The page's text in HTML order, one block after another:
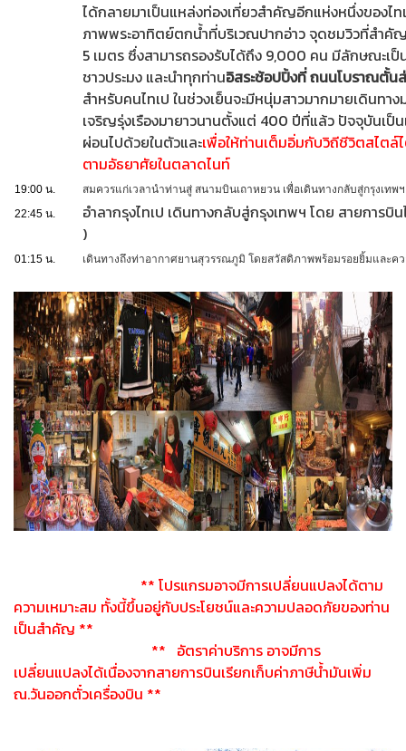
ได้กลายมาเป็นแหล่งท่องเที่ยวสำคัญอีกแห่งหนึ่งของไท
ภาพพระอาทิตย์ตกน้ำที่บริเวณปากอ่าว จุดชมวิวที่สำคั
5 เมตร ซึ่งสามารถรองรับได้ถึง 9,000 คน มีลักษณะเ
ชาวประมง และนำทุกท่านอิสระช้อปปิ้งที่ ถนนโบราณตั้น
สำหรับคนไทเป ในช่วงเย็นจะมีหนุ่มสาวมากมายเดินท
เจริญรุ่งเรืองมายาวนานตั้งแต่ 400 ปีที่แล้ว ปัจจุบันเ
ผ่อนไปด้วยในตัวและเพื่อให้ท่านเต็มอิ่มกับวิถีชีวิตสไตล์
ตามอัธยาศัยในตลาดไนท์
19:00 น.
สมควรแก่เวลานำท่านสู่ สนามบินเถาหยวน เพื่อเดินทางกลับสู่กรุงเทพฯ
22:45 น.
อำลากรุงไทเป เดินทางกลับสู่กรุงเทพฯ โดย สายการบิ
)
01:15 น. เดินทางถึงท่าอากาศยานสุวรรณภูมิ โดยสวัสดิภาพพร้อมรอยยิ้มและค
** โปรแกรมอาจมีการเปลี่ยนแปลงได้ตาม
ความเหมาะสม ทั้งนี้ขึ้นอยู่กับประโยชน์และความปลอดภัยของท่าน
เป็นสำคัญ **
** อัตราค่าบริการ อาจมีการ
เปลี่ยนแปลงได้เนื่องจากสายการบินเรียกเก็บค่าภาษีน้ำมันเพิ่ม
ณ.วันออกตั๋วเครื่องบิน **